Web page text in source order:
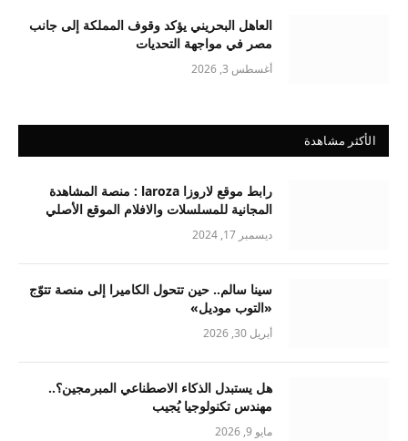
العاهل البحريني يؤكد وقوف المملكة إلى جانب
مصر في مواجهة التحديات
أغسطس 3, 2026
الأكثر مشاهدة
رابط موقع لاروزا laroza : منصة المشاهدة
المجانية للمسلسلات والافلام الموقع الأصلي
ديسمبر 17, 2024
سينا سالم.. حين تتحول الكاميرا إلى منصة تتوّج
«التوب موديل»
أبريل 30, 2026
هل يستبدل الذكاء الاصطناعي المبرمجين؟..
مهندس تكنولوجيا يُجيب
مايو 9, 2026